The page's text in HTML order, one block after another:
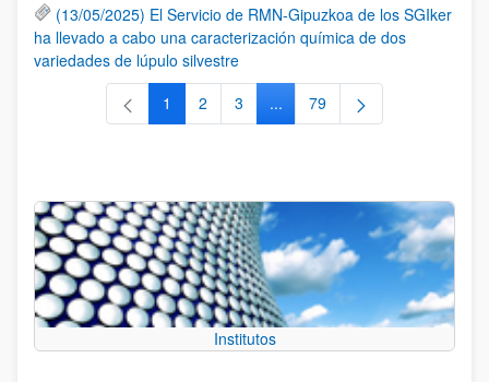
(13/05/2025) El Servicio de RMN-Gipuzkoa de los SGIker
ha llevado a cabo una caracterización química de dos
variedades de lúpulo silvestre
Página
1 Página
2 Página
3 ...Páginas intermedias Use TAB
Página
79
Institutos